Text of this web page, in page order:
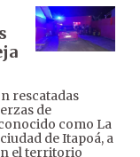
rescatadas
de
como La
de Itapoá, a
el territorio